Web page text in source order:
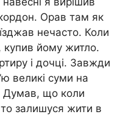
кордон. Орав там як
нечасто. Коли
йому житло.
і дочці. Завжди
великі суми на
Думав, що коли
то залишуся жити в